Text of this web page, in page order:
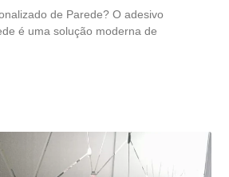
de Parede? O adesivo
é uma solução moderna de